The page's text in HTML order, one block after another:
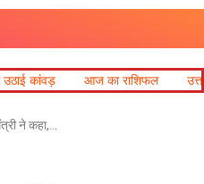
आज का राशिफल उत्तराखंड की बेटी
ने कहा,…